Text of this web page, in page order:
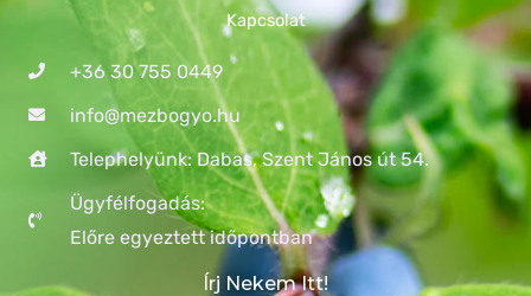
Kapcsolat
+36 30 755 0449
info@mezbogyo.hu
Telephelyünk: Dabas, Szent János út 54.
Ügyfélfogadás:
Előre egyeztett időpontban
Írj Nekem Itt!